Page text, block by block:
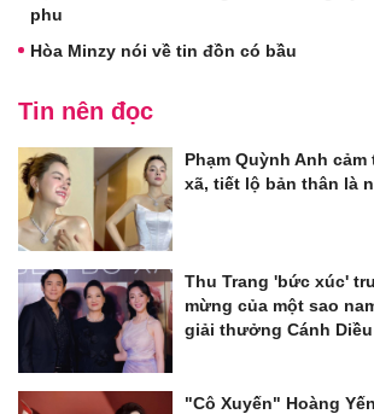
phu
Hòa Minzy nói về tin đồn có bầu
Tin nên đọc
Phạm Quỳnh Anh
xã, tiết lộ bản thân là
Thu Trang 'bức xúc'
mừng của một sao
giải thưởng Cánh Diều
"Cô Xuyến" Hoàng